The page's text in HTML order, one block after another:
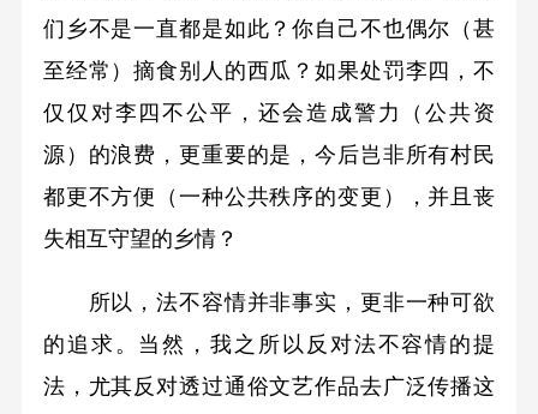
们乡不是一直都是如此？你自己不也偶尔（甚
至经常）摘食别人的西瓜？如果处罚李四，不
仅仅对李四不公平，还会造成警力（公共资
源）的浪费，更重要的是，今后岂非所有村民
都更不方便（一种公共秩序的变更），并且丧
失相互守望的乡情？
所以，法不容情并非事实，更非一种可欲
的追求。当然，我之所以反对法不容情的提
法，尤其反对透过通俗文艺作品去广泛传播这